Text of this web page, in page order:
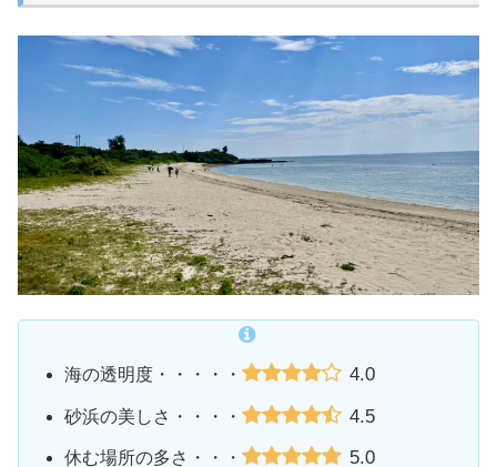
海の透明度・・・・・ 4.0
砂浜の美しさ・・・・ 4.5
休む場所の多さ・・・ 5.0